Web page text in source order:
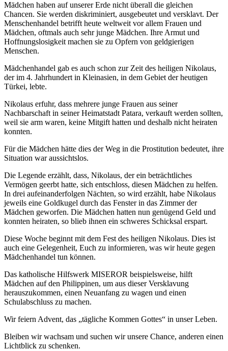
Mädchen haben auf unserer Erde nicht überall die gleichen
Chancen. Sie werden diskriminiert, ausgebeutet und versklavt. Der
Menschenhandel betrifft heute weltweit vor allem Frauen und
Mädchen, oftmals auch sehr junge Mädchen. Ihre Armut und
Hoffnungslosigkeit machen sie zu Opfern von geldgierigen
Menschen.
Mädchenhandel gab es auch schon zur Zeit des heiligen Nikolaus,
der im 4. Jahrhundert in Kleinasien, in dem Gebiet der heutigen
Türkei, lebte.
Nikolaus erfuhr, dass mehrere junge Frauen aus seiner
Nachbarschaft in seiner Heimatstadt Patara, verkauft werden sollten,
weil sie arm waren, keine Mitgift hatten und deshalb nicht heiraten
konnten.
Für die Mädchen hätte dies der Weg in die Prostitution bedeutet, ihre
Situation war aussichtslos.
Die Legende erzählt, dass, Nikolaus, der ein beträchtliches
Vermögen geerbt hatte, sich entschloss, diesen Mädchen zu helfen.
In drei aufeinanderfolgen Nächten, so wird erzählt, habe Nikolaus
jeweils eine Goldkugel durch das Fenster in das Zimmer der
Mädchen geworfen. Die Mädchen hatten nun genügend Geld und
konnten heiraten, so blieb ihnen ein schweres Schicksal erspart.
Diese Woche beginnt mit dem Fest des heiligen Nikolaus. Dies ist
auch eine Gelegenheit, Euch zu informieren, was wir heute gegen
Mädchenhandel tun können.
Das katholische Hilfswerk MISEROR beispielsweise, hilft
Mädchen auf den Philippinen, um aus dieser Versklavung
herauszukommen, einen Neuanfang zu wagen und einen
Schulabschluss zu machen.
Wir feiern Advent, das „tägliche Kommen Gottes“ in unser Leben.
Bleiben wir wachsam und suchen wir unsere Chance, anderen einen
Lichtblick zu schenken.